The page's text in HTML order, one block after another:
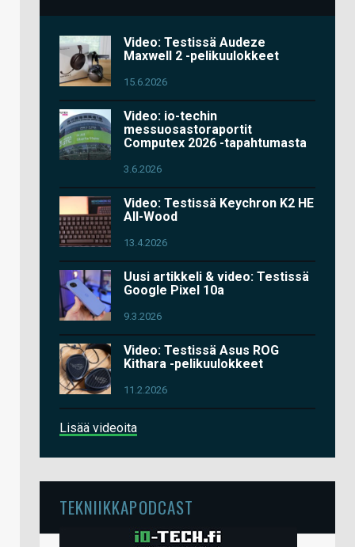
Video: Testissä Audeze
Maxwell 2 -pelikuulokkeet
15.6.2026
Video: io-techin
messuosastoraportit
Computex 2026 -tapahtumasta
3.6.2026
Video: Testissä Keychron K2 HE
All-Wood
13.4.2026
Uusi artikkeli & video: Testissä
Google Pixel 10a
9.3.2026
Video: Testissä Asus ROG
Kithara -pelikuulokkeet
11.2.2026
Lisää videoita
TEKNIIKKAPODCAST